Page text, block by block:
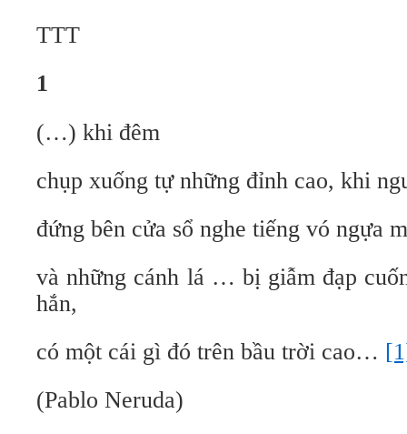
TTT
1
(…) khi đêm
chụp xuống tự những đỉnh cao, khi
đứng bên cửa sổ nghe tiếng vó ngựa
và những cánh lá … bị giẫm đạp
hắn,
có một cái gì đó trên bầu trời cao…
(Pablo Neruda)